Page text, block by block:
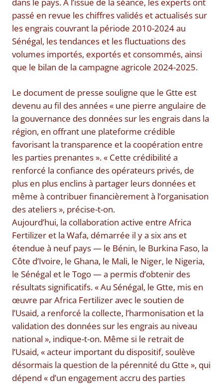
passé en revue les chiffres validés et actualisés sur
les engrais couvrant la période 2010-2024 au
Sénégal, les tendances et les fluctuations des
volumes importés, exportés et consommés, ainsi
que le bilan de la campagne agricole 2024-2025.
Le document de presse souligne que le Gtte est
devenu au fil des années « une pierre angulaire de
la gouvernance des données sur les engrais dans la
région, en offrant une plateforme crédible
favorisant la transparence et la coopération entre
les parties prenantes ». « Cette crédibilité a
renforcé la confiance des opérateurs privés, de
plus en plus enclins à partager leurs données et
même à contribuer financièrement à l’organisation
des ateliers », précise-t-on.
Aujourd’hui, la collaboration active entre Africa
Fertilizer et la Wafa, démarrée il y a six ans et
étendue à neuf pays — le Bénin, le Burkina Faso, la
Côte d’Ivoire, le Ghana, le Mali, le Niger, le Nigeria,
le Sénégal et le Togo — a permis d’obtenir des
résultats significatifs. « Au Sénégal, le Gtte, mis en
œuvre par Africa Fertilizer avec le soutien de
l’Usaid, a renforcé la collecte, l’harmonisation et la
validation des données sur les engrais au niveau
national », indique-t-on. Même si le retrait de
l’Usaid, « acteur important du dispositif, soulève
désormais la question de la pérennité du Gtte », qui
dépend « d’un engagement accru des parties